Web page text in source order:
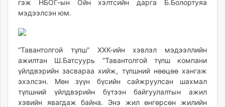
гэж НБОГ-ын Ойн хэлтсийн дарга Б.Болортуяа
мэдээлсэн юм.
“Тавантолгой түлш” ХХК-ийн хэвлэл мэдээллийн
ажилтан Ш.Батсуурь “Тавантолгой түлш компани
үйлдвэрийн засвараа хийж, түлшний нөөцөө хангаж
эхэлсэн. Мөн зүүн бүсийн сайжруулсан шахмал
түлшний үйлдвэрийн бүтээн байгуулалтын ажил
хэвийн явагдаж байна. Энэ жил өнгөрсөн жилийн